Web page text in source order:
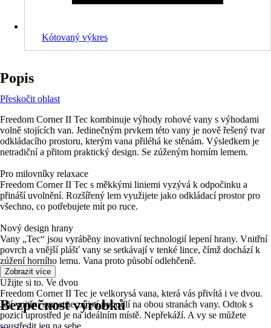
Kótovaný výkres
Popis
Přeskočit oblast
Freedom Corner II Tec kombinuje výhody rohové vany s výhodami
volně stojících van. Jedinečným prvkem této vany je nově řešený tvar
odkládacího prostoru, kterým vana přiléhá ke stěnám. Výsledkem je
netradiční a přitom praktický design. Se zúženým horním lemem.
Pro milovníky relaxace
Freedom Corner II Tec s měkkými liniemi vyzývá k odpočinku a
přináší uvolnění. Rozšířený lem využijete jako odkládací prostor pro
všechno, co potřebujete mít po ruce.
Nový design hrany
Vany „Tec“ jsou vyráběny inovativní technologií lepení hrany. Vnitřní
povrch a vnější plášť vany se setkávají v tenké lince, čímž dochází k
zúžení horního lemu. Vana proto působí odlehčeně.
Užijte si to. Ve dvou
Freedom Corner II Tec je velkorysá vana, která vás přivítá i ve dvou.
Její vnitřní symetrie zajistí pohodlí na obou stranách vany. Odtok s
pozicí uprostřed je na ideálním místě. Nepřekáží. A vy se můžete
soustředit jen na sebe.
Zobrazit více
Bezpečnost výrobků